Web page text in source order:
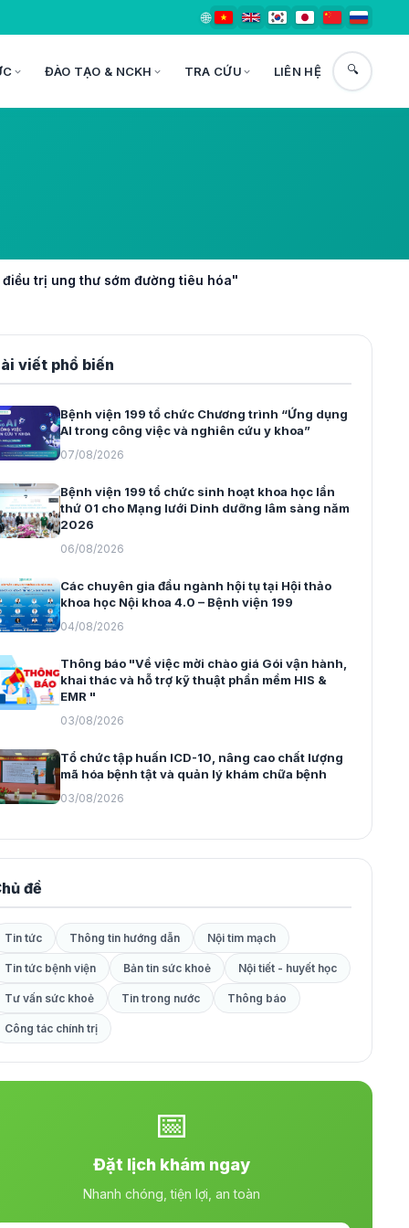
🌐
ĐÀO TẠO & NCKH TRA CỨU LIÊN HỆ 🔍
trị ung thư sớm đường tiêu hóa"
viết phổ biến
Bệnh viện 199 tổ chức Chương trình “Ứng dụng
AI trong công việc và nghiên cứu y khoa”
07/08/2026
Bệnh viện 199 tổ chức sinh hoạt khoa học lần
thứ 01 cho Mạng lưới Dinh dưỡng lâm sàng năm
2026
06/08/2026
Các chuyên gia đầu ngành hội tụ tại Hội thảo
khoa học Nội khoa 4.0 – Bệnh viện 199
04/08/2026
Thông báo "Về việc mời chào giá Gói vận hành,
khai thác và hỗ trợ kỹ thuật phần mềm HIS &
EMR "
03/08/2026
Tổ chức tập huấn ICD-10, nâng cao chất lượng
mã hóa bệnh tật và quản lý khám chữa bệnh
03/08/2026
đề
Tin tức Thông tin hướng dẫn Nội tim mạch
Tin tức bệnh viện Bản tin sức khoẻ Nội tiết - huyết học
Tư vấn sức khoẻ Tin trong nước Thông báo
Công tác chính trị
📅
Đặt lịch khám ngay
Nhanh chóng, tiện lợi, an toàn